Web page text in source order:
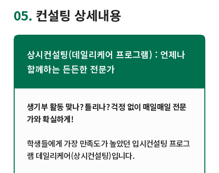
05. 컨설팅 상세내용
상시컨설팅(데일리케어 프로그램) : 언제나
함께하는 든든한 전문가
생기부 활동 맞나? 틀리나? 걱정 없이 매일매일 전문
가와 확실하게!
학생들에게 가장 만족도가 높았던 입시컨설팅 프로그
램 데일리케어(상시컨설팅)입니다.